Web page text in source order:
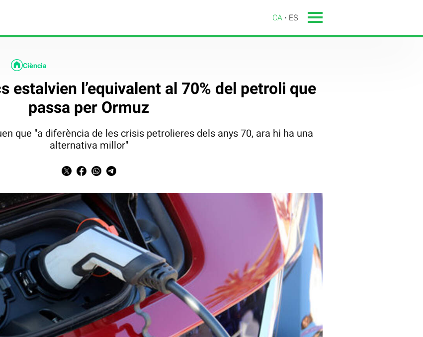
CA ES
Ciència
estalvien l’equivalent al 70% del petroli que
passa per Ormuz
que "a diferència de les crisis petrolieres dels anys 70, ara hi ha una
alternativa millor"